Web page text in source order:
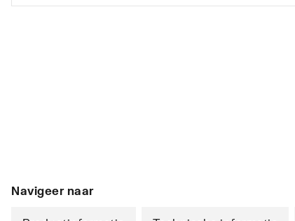
Navigeer naar